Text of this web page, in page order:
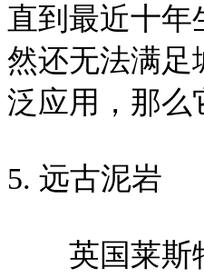
直到最近十年
然还无法满足
泛应用，那么
5. 远古泥岩
英国莱斯特